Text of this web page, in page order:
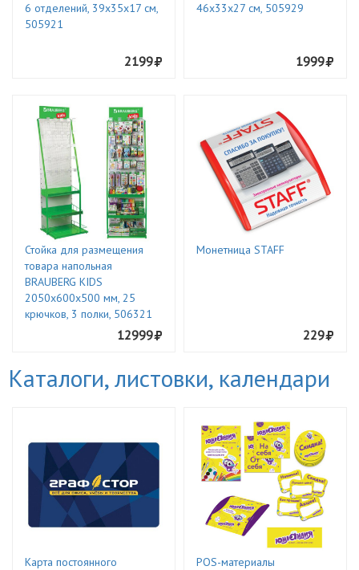
6 отделений, 39х35х17 см,
505921
2199
46х33х27 см, 505929
1999
Стойка для размещения
товара напольная
BRAUBERG KIDS
2050x600x500 мм, 25
крючков, 3 полки, 506321
12999
Монетница STAFF
229
Каталоги, листовки, календари
Карта постоянного
POS-материалы